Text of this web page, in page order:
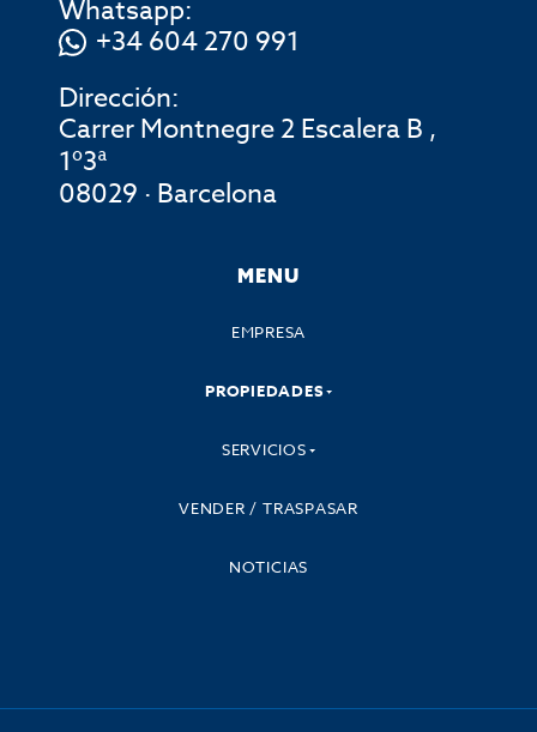
Whatsapp:
+34 604 270 991
Dirección:
Carrer Montnegre 2 Escalera B ,
1º3ª
08029 · Barcelona
MENU
EMPRESA
PROPIEDADES
SERVICIOS
VENDER / TRASPASAR
NOTICIAS